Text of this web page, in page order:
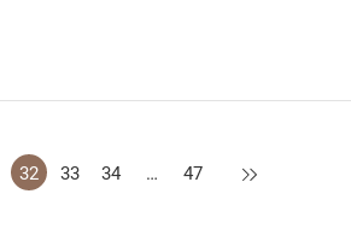
32 33 34 … 47 下一页